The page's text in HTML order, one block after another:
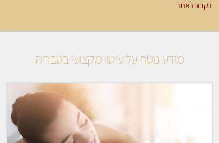
בקרוב באתר
מידע נוסף על עיסוי מקצועי בטבריה